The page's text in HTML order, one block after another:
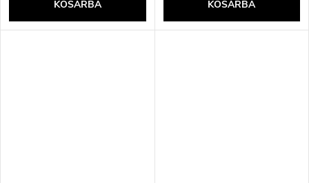
KOSÁRBA KOSÁRBA